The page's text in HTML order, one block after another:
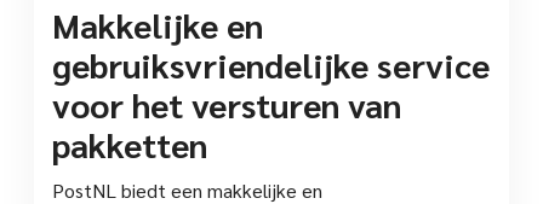
Makkelijke en
gebruiksvriendelijke service
voor het versturen van
pakketten
PostNL biedt een makkelijke en